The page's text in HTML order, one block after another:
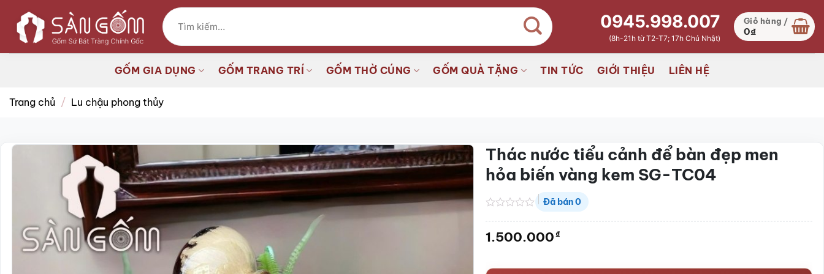
qua
dung
Tìm
kiếm:
0945.998.007
(8h-21h từ T2-T7; 17h Chủ Nhật)
Giỏ hàng /
0₫
GỐM GIA DỤNG GỐM TRANG TRÍ GỐM THỜ CÚNG GỐM QUÀ TẶNG TIN TỨC GIỚI THIỆU LIÊN HỆ
Trang chủ / Lu chậu phong thủy
Thác nước tiểu cảnh để bàn đẹp men
hỏa biến vàng kem SG-TC04
hạng
Đã bán0
1.500.000 ₫